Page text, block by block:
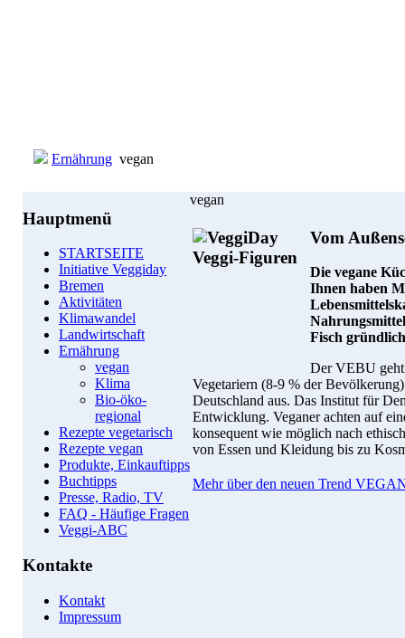
Ernährung vegan
Hauptmenü
STARTSEITE
Initiative Veggiday
Bremen
Aktivitäten
Klimawandel
Landwirtschaft
Ernährung
vegan
Klima
Bio-öko-
regional
Rezepte vegetarisch
Rezepte vegan
Produkte, Einkauftipps
Buchtipps
Presse, Radio, TV
FAQ - Häufige Fragen
Veggi-ABC
Kontakte
Kontakt
Impressum
vegan
Vom
Die vegane
Ihnen haben
Fisch
Der VEBU
Vegetariern (8-9 % der
Deutschland aus. Das Institut für
Entwicklung. Veganer achten auf
konsequent wie möglich nach
von Essen und Kleidung bis zu
Mehr über den neuen Trend